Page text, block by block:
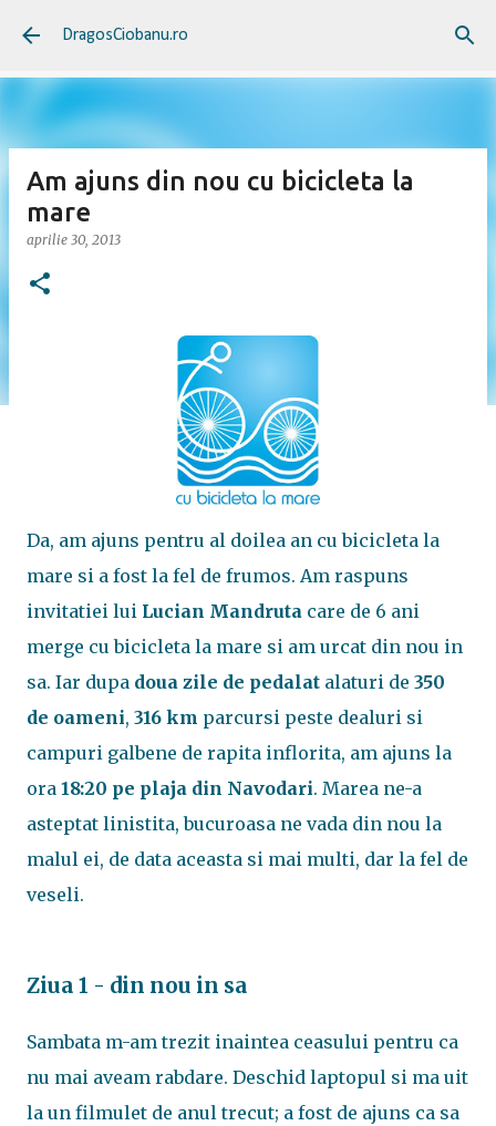
Treceți la conținutul principal
DragosCiobanu.ro
Am ajuns din nou cu bicicleta la
mare
aprilie 30, 2013
Da, am ajuns pentru al doilea an cu bicicleta la
mare si a fost la fel de frumos. Am raspuns
invitatiei lui Lucian Mandruta care de 6 ani
merge cu bicicleta la mare si am urcat din nou in
sa. Iar dupa doua zile de pedalat alaturi de 350
de oameni, 316 km parcursi peste dealuri si
campuri galbene de rapita inflorita, am ajuns la
ora 18:20 pe plaja din Navodari. Marea ne-a
asteptat linistita, bucuroasa ne vada din nou la
malul ei, de data aceasta si mai multi, dar la fel de
veseli.
Ziua 1 - din nou in sa
Sambata m-am trezit inaintea ceasului pentru ca
nu mai aveam rabdare. Deschid laptopul si ma uit
la un filmulet de anul trecut; a fost de ajuns ca sa